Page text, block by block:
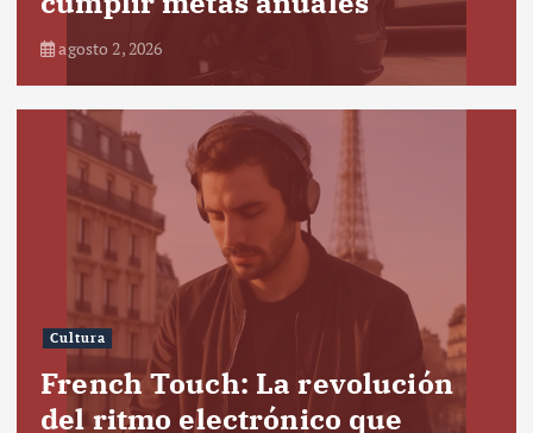
agosto 2, 2026
Cultura
French Touch: La revolución
del ritmo electrónico que